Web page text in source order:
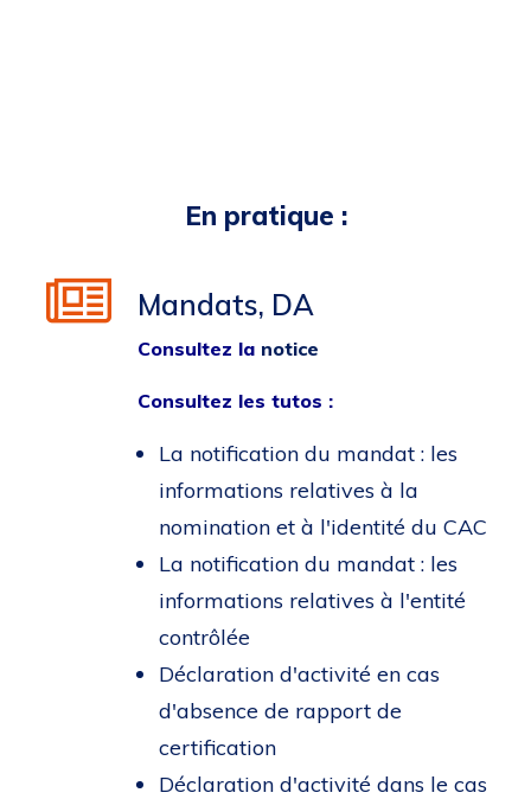
En pratique :
Mandats, DA
Consultez la notice
Consultez les tutos :
La notification du mandat : les
informations relatives à la
nomination et à l'identité du CAC
La notification du mandat : les
informations relatives à l'entité
contrôlée
Déclaration d'activité en cas
d'absence de rapport de
certification
Déclaration d'activité dans le cas